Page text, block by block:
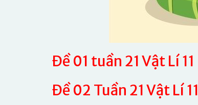
Đề 01 tuần 21 Vật Lí 11
Đề 02 Tuần 21 Vật Lí 11